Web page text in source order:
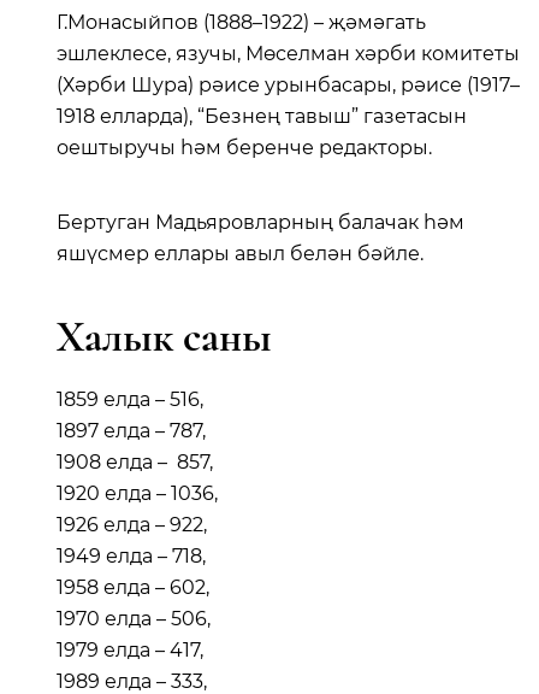
Г.Монасыйпов (1888–1922) – җәмәгать
эшлеклесе, язучы, Мөселман хәрби комитеты
(Хәрби Шура) рәисе урынбасары, рәисе (1917–
1918 елларда), “Безнең тавыш” газетасын
оештыручы һәм беренче редакторы.
Бертуган Мадьяровларның балачак һәм
яшүсмер еллары авыл белән бәйле.
Халык саны
1859 елда – 516,
1897 елда – 787,
1908 елда – 857,
1920 елда – 1036,
1926 елда – 922,
1949 елда – 718,
1958 елда – 602,
1970 елда – 506,
1979 елда – 417,
1989 елда – 333,